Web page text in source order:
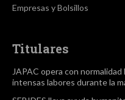
Empresas y Bolsillos
Titulares
JAPAC opera con
intensas labores durante la